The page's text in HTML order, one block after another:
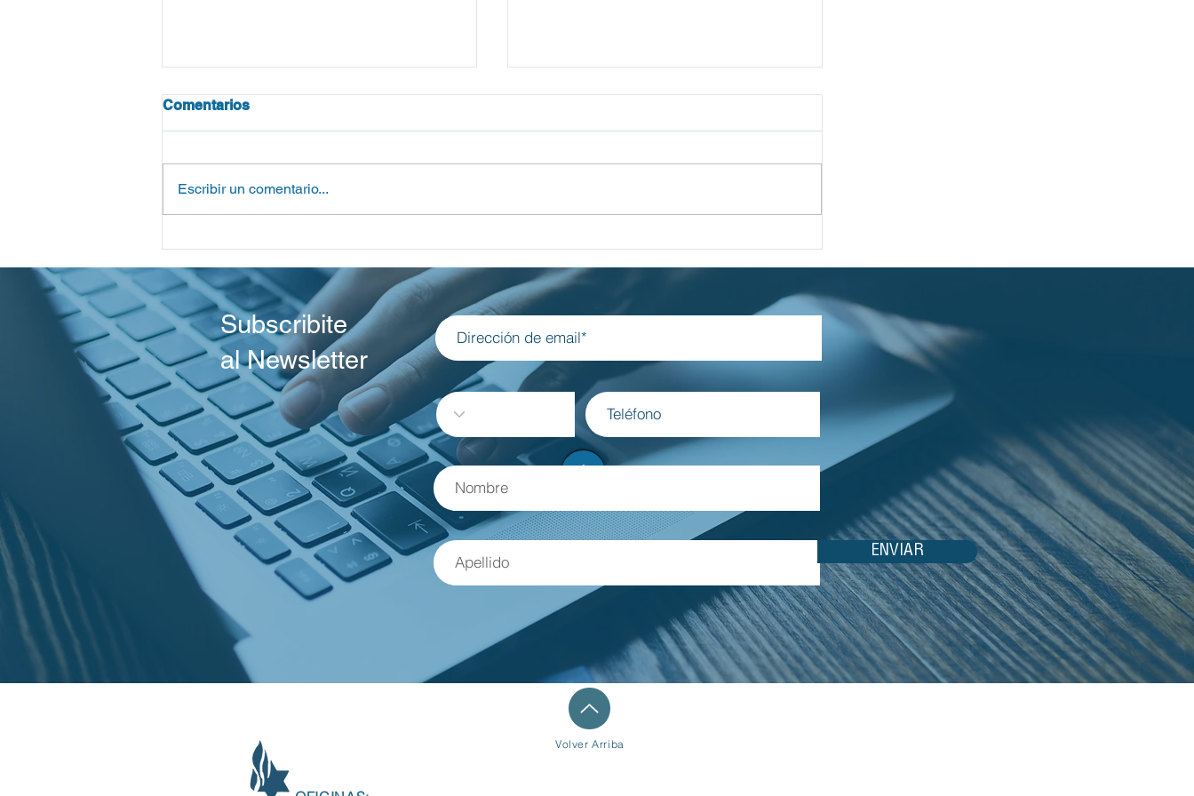
Reporte del Centro Wiesenthal del
Primer Plenario de la Presidencia
Argentina de IHRA
Luces y Sombras de Yom Hashoa
en Brasil
Comentarios
Escribir un comentario...
Subscribite
al Newsletter
ENVIAR
VolverArriba